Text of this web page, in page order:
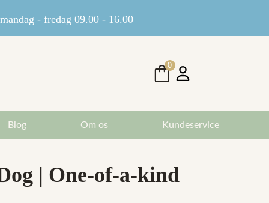
- fredag 09.00 - 16.00
0
Blog Om os Kundeservice
| One-of-a-kind